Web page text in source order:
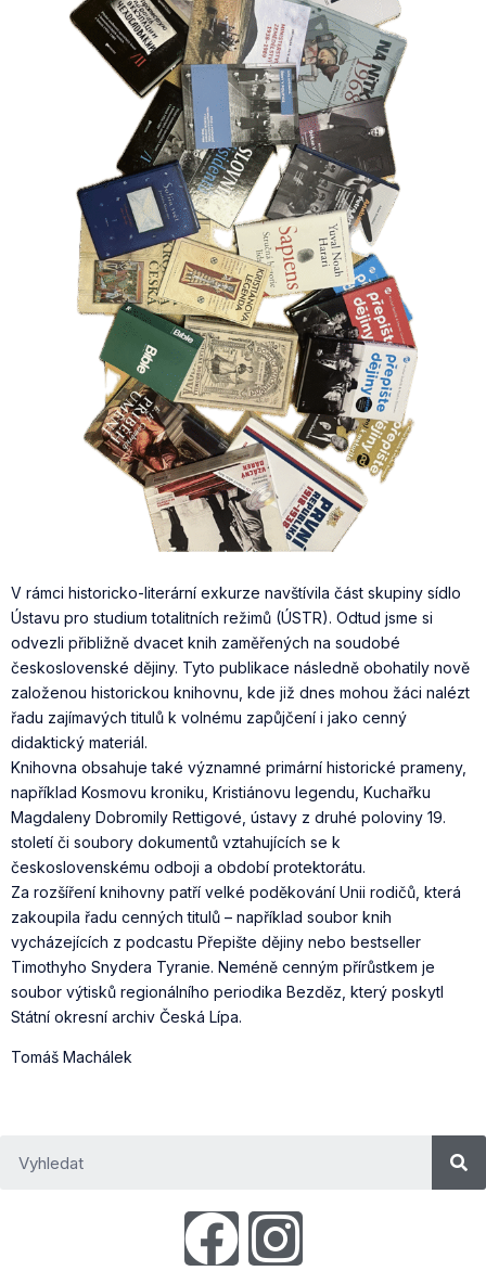
V rámci historicko-literární exkurze navštívila část skupiny sídlo
Ústavu pro studium totalitních režimů (ÚSTR). Odtud jsme si
odvezli přibližně dvacet knih zaměřených na soudobé
československé dějiny. Tyto publikace následně obohatily nově
založenou historickou knihovnu, kde již dnes mohou žáci nalézt
řadu zajímavých titulů k volnému zapůjčení i jako cenný
didaktický materiál.
Knihovna obsahuje také významné primární historické prameny,
například Kosmovu kroniku, Kristiánovu legendu, Kuchařku
Magdaleny Dobromily Rettigové, ústavy z druhé poloviny 19.
století či soubory dokumentů vztahujících se k
československému odboji a období protektorátu.
Za rozšíření knihovny patří velké poděkování Unii rodičů, která
zakoupila řadu cenných titulů – například soubor knih
vycházejících z podcastu Přepište dějiny nebo bestseller
Timothyho Snydera Tyranie. Neméně cenným přírůstkem je
soubor výtisků regionálního periodika Bezděz, který poskytl
Státní okresní archiv Česká Lípa.
Tomáš Machálek